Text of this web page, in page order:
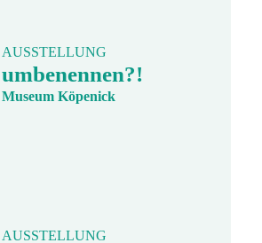
AUSSTELLUNG
umbenennen?!
Museum Köpenick
AUSSTELLUNG